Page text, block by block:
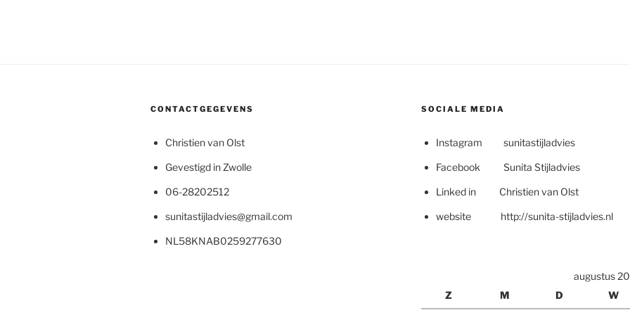
CONTACTGEGEVENS
Christien van Olst
Gevestigd in Zwolle
06-28202512
sunitastijladvies@gmail.com
NL58KNAB0259277630
SOCIALE MEDIA
Instagram sunitastijladvies
Facebook Sunita Stijladvies
Linked in Christien van Olst
website http://sunita-stijladvies.nl
augustus
Z
M D W